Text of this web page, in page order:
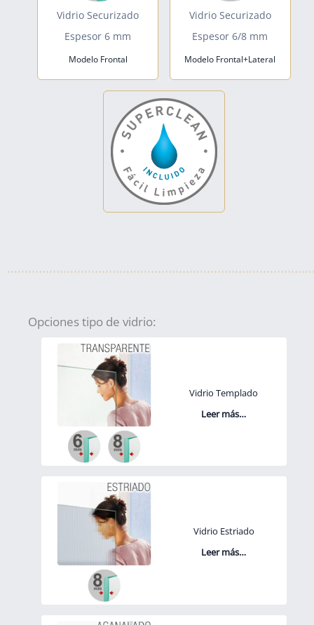
Vidrio Securizado
Espesor 6 mm
Modelo Frontal
Vidrio Securizado
Espesor 6/8 mm
Modelo Frontal+Lateral
Opciones tipo de vidrio:
Vidrio Templado
Leer más…
Vidrio Estriado
Leer más…